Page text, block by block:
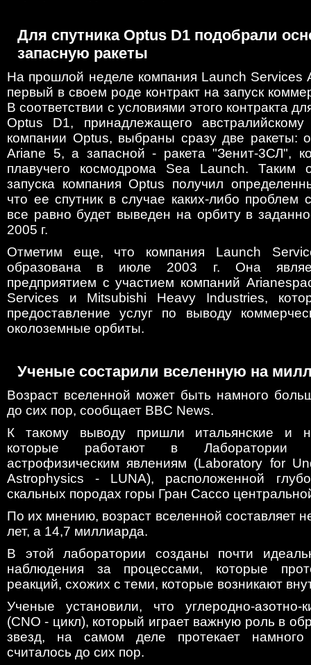
Для спутника Optus D1 подобрали
запасную ракеты
На прошлой неделе компания Launch Services
первый в своем роде контракт на запуск
В соответствии с условиями этого контракта
Optus D1, принадлежащего австралийскому
компании Optus, выбраны сразу две ракеты:
Ariane 5, а запасной - ракета "Зенит-3СЛ",
плавучего космодрома Sea Launch. Таким
запуска компания Optus получил
что ее спутник в случае каких-либо проблем
все равно будет выведен на орбиту в
2005 г.
Отметим еще, что компания Launch
образована в июле 2003 г. Она
предприятием с участием компаний
Services и Mitsubishi Heavy Industries,
предоставление услуг по выводу
околоземные орбиты.
Ученые состарили вселенную на
Возраст вселенной может быть намного
до сих пор, сообщает BBC News.
К такому выводу пришли итальянские и
которые работают в Лаборатории
астрофизическим явлениям (Laboratory for
Astrophysics - LUNA), расположенной
скальных породах горы Гран Сассо
По их мнению, возраст вселенной составляет
лет, а 14,7 миллиарда.
В этой лаборатории созданы почти
наблюдения за процессами, которые
реакций, схожих с теми, которые возникают
Ученые установили, что углеродно-азотно-
(CNO - цикл), который играет важную роль в
звезд, на самом деле протекает
считалось до сих пор.